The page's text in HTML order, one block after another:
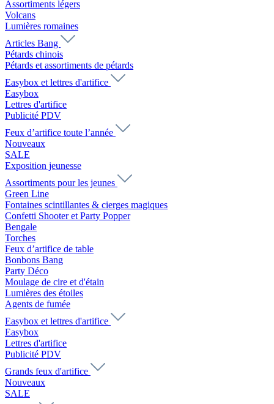
Assortiments légers
Volcans
Lumières romaines
Articles Bang
Pétards chinois
Pétards et assortiments de pétards
Easybox et lettres d'artifice
Easybox
Lettres d'artifice
Publicité PDV
Feux d’artifice toute l’année
Nouveaux
SALE
Exposition jeunesse
Assortiments pour les jeunes
Green Line
Fontaines scintillantes & cierges magiques
Confetti Shooter et Party Popper
Bengale
Torches
Feux d’artifice de table
Bonbons Bang
Party Déco
Moulage de cire et d'étain
Lumières des étoiles
Agents de fumée
Easybox et lettres d'artifice
Easybox
Lettres d'artifice
Publicité PDV
Grands feux d'artifice
Nouveaux
SALE